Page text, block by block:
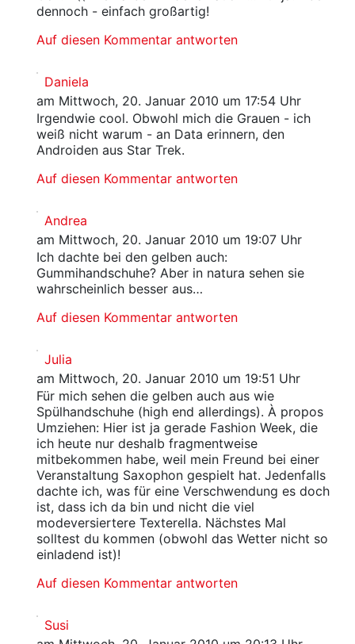
dennoch - einfach großartig!
Auf diesen Kommentar antworten
Daniela
am Mittwoch, 20. Januar 2010 um 17:54 Uhr
Irgendwie cool. Obwohl mich die Grauen - ich
weiß nicht warum - an Data erinnern, den
Androiden aus Star Trek.
Auf diesen Kommentar antworten
Andrea
am Mittwoch, 20. Januar 2010 um 19:07 Uhr
Ich dachte bei den gelben auch:
Gummihandschuhe? Aber in natura sehen sie
wahrscheinlich besser aus…
Auf diesen Kommentar antworten
Julia
am Mittwoch, 20. Januar 2010 um 19:51 Uhr
Für mich sehen die gelben auch aus wie
Spülhandschuhe (high end allerdings). À propos
Umziehen: Hier ist ja gerade Fashion Week, die
ich heute nur deshalb fragmentweise
mitbekommen habe, weil mein Freund bei einer
Veranstaltung Saxophon gespielt hat. Jedenfalls
dachte ich, was für eine Verschwendung es doch
ist, dass ich da bin und nicht die viel
modeversiertere Texterella. Nächstes Mal
solltest du kommen (obwohl das Wetter nicht so
einladend ist)!
Auf diesen Kommentar antworten
Susi